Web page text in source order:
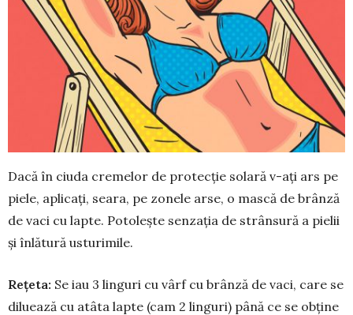
Dacă în ciuda cremelor de pro­tecție solară v-ați ars pe
piele, apli­cați, seara, pe zonele arse, o mască de brânză
de vaci cu lapte. Poto­lește senzația de strânsură a pielii
și înlătură usturimile.
Rețeta: Se iau 3 linguri cu vârf cu brânză de vaci, care se
diluea­ză cu atâta lapte (cam 2 linguri) până ce se obține